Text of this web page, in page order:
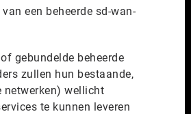
een beheerde sd-wan-
gebundelde beheerde
zullen hun bestaande,
netwerken) wellicht
te kunnen leveren